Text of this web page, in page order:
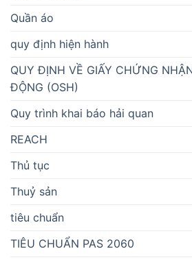
Quần áo
quy định hiện hành
QUY ĐỊNH VỀ GIẤY CHỨNG
ĐỘNG (OSH)
Quy trình khai báo hải quan
REACH
Thủ tục
Thuỷ sản
tiêu chuẩn
TIÊU CHUẨN PAS 2060